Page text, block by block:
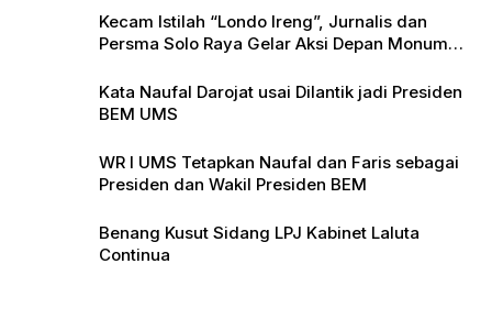
Kecam Istilah “Londo Ireng”, Jurnalis dan
Persma Solo Raya Gelar Aksi Depan Monumen
Kata Naufal Darojat usai Dilantik jadi Presiden
BEM UMS
WR I UMS Tetapkan Naufal dan Faris sebagai
Presiden dan Wakil Presiden BEM
Benang Kusut Sidang LPJ Kabinet Laluta
Continua